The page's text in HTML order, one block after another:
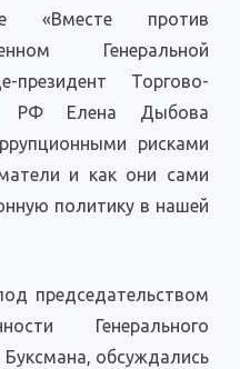
«Вместе против
Генеральной
президент Торгово-
РФ Елена Дыбова
рисками
и как они сами
политику в нашей
председательством
Генерального
обсуждались